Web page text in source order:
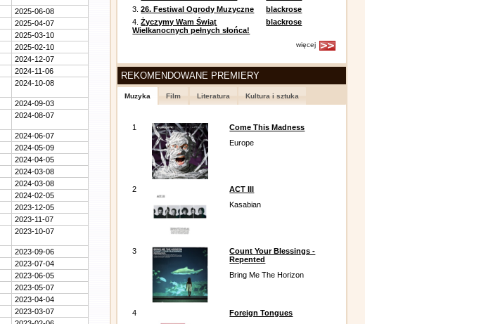
2025-06-08
2025-04-07
2025-03-10
2025-02-10
2024-12-07
2024-11-06
2024-10-08
2024-09-03
2024-08-07
2024-06-07
2024-05-09
2024-04-05
2024-03-08
2024-03-08
2024-02-05
2023-12-05
2023-11-07
2023-10-07
2023-09-06
2023-07-04
2023-06-05
2023-05-07
2023-04-04
2023-03-07
3.26. Festiwal Ogrody Muzyczne
blackrose
4.Życzymy Wam Świąt
Wielkanocnych pełnych słońca!
blackrose
więcej
REKOMENDOWANE PREMIERY
Muzyka Film Literatura Kultura i sztuka
1
Come This Madness
Europe
2
ACT III
Kasabian
3
Count Your Blessings -
Repented
Bring Me The Horizon
4
Foreign Tongues